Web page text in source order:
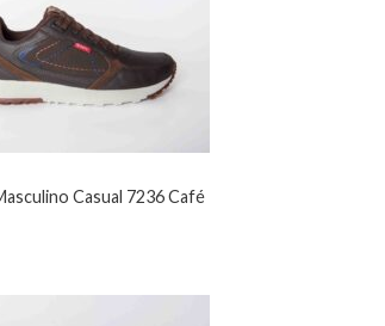
Casual 7236 Café